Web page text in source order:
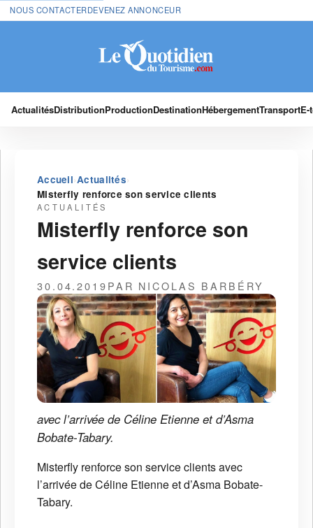
NOUS CONTACTERDEVENEZ ANNONCEUR
ActualitésDistributionProductionDestinationHébergementTransport
Accueil›Actualités›
Misterfly renforce son service clients
ACTUALITÉS
Misterfly renforce son
service clients
30.04.2019PAR NICOLAS BARBÉRY
avec l’arrivée de Céline Etienne et d’Asma
Bobate-Tabary.
Misterfly renforce son service clients avec
l’arrivée de Céline Etienne et d’Asma Bobate-
Tabary.